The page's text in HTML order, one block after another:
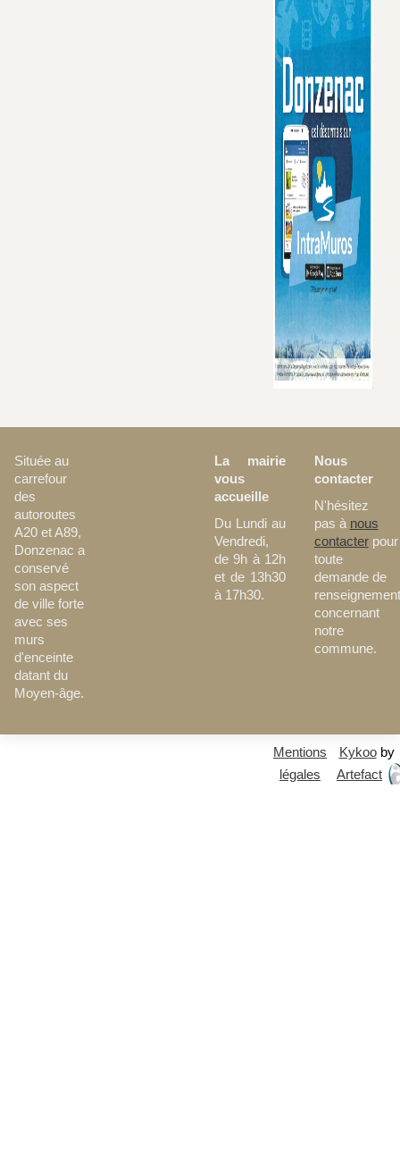
Située au
carrefour
des
autoroutes
A20 et A89,
Donzenac a
conservé
son aspect
de ville forte
avec ses
murs
d'enceinte
datant du
Moyen-âge.
La mairie
vous
accueille
Du Lundi au
Vendredi,
de 9h à 12h
et de 13h30
à 17h30.
Nous
contacter
N'hésitez
pas à nous
contacterpour
toute
demande de
renseignement
concernant
notre
commune.
Mentions
légales
Kykooby
Artefact